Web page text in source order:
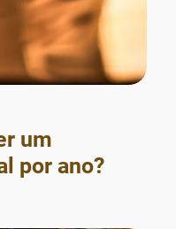
um
por ano?